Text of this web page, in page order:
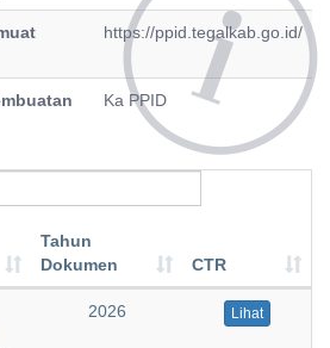
https://ppid.tegalkab.go.id/
Ka PPID
Tahun
Dokumen
CTR
2026 Lihat